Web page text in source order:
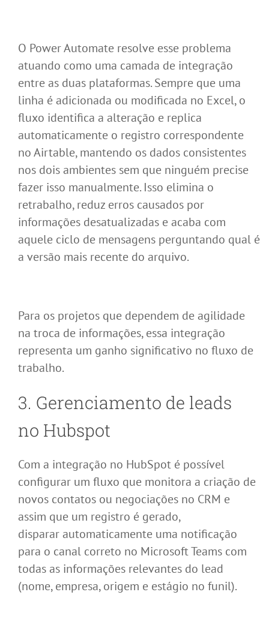
O Power Automate resolve esse problema
atuando como uma camada de integração
entre as duas plataformas. Sempre que uma
linha é adicionada ou modificada no Excel, o
fluxo identifica a alteração e replica
automaticamente o registro correspondente
no Airtable, mantendo os dados consistentes
nos dois ambientes sem que ninguém precise
fazer isso manualmente. Isso elimina o
retrabalho, reduz erros causados por
informações desatualizadas e acaba com
aquele ciclo de mensagens perguntando qual é
a versão mais recente do arquivo.
Para os projetos que dependem de agilidade
na troca de informações, essa integração
representa um ganho significativo no fluxo de
trabalho.
3. Gerenciamento de leads
no Hubspot
Com a integração no HubSpot é possível
configurar um fluxo que monitora a criação de
novos contatos ou negociações no CRM e
assim que um registro é gerado,
disparar automaticamente uma notificação
para o canal correto no Microsoft Teams com
todas as informações relevantes do lead
(nome, empresa, origem e estágio no funil).